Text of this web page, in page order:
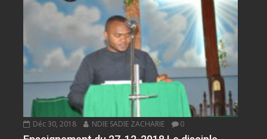
Déc 30, 2018 NDIE SADIE ZACHARIE 0